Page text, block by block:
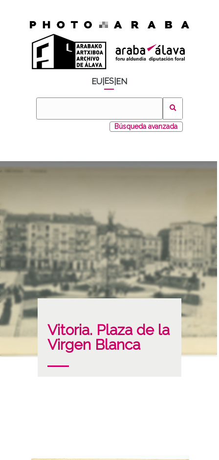
EU ES EN
Búsqueda avanzada
Vitoria. Plaza de la
Virgen Blanca